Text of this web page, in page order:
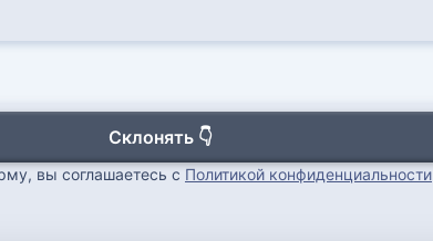
Склонять 👇
вы соглашаетесь с Политикой конфиденциальности